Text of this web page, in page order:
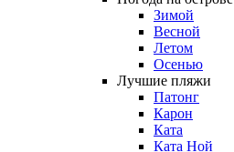
Зимой
Весной
Летом
Осенью
Лучшие пляжи
Патонг
Карон
Ката
Ката Ной